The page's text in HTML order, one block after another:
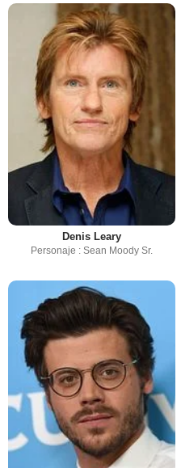
Denis Leary
Personaje : Sean Moody Sr.